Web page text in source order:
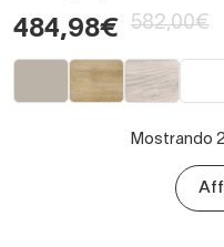
484,98€ 582,00€
Mostrando